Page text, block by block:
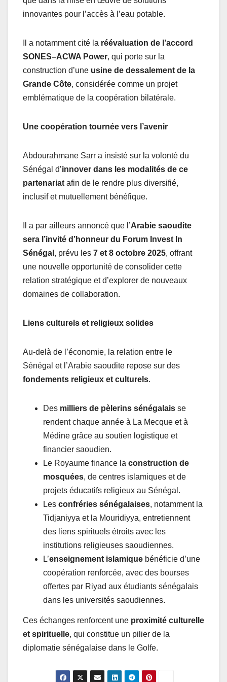
innovantes pour l’accès à l’eau potable.
Il a notamment cité la réévaluation de l’accord
SONES–ACWA Power, qui porte sur la
construction d’une usine de dessalement de la
Grande Côte, considérée comme un projet
emblématique de la coopération bilatérale.
Une coopération tournée vers l’avenir
Abdourahmane Sarr a insisté sur la volonté du
Sénégal d’innover dans les modalités de ce
partenariat afin de le rendre plus diversifié,
inclusif et mutuellement bénéfique.
Il a par ailleurs annoncé que l’Arabie saoudite
sera l’invité d’honneur du Forum Invest In
Sénégal , prévu les 7 et 8 octobre 2025, offrant
une nouvelle opportunité de consolider cette
relation stratégique et d’explorer de nouveaux
domaines de collaboration.
Liens culturels et religieux solides
Au-delà de l’économie, la relation entre le
Sénégal et l’Arabie saoudite repose sur des
fondements religieux et culturels.
Des milliers de pèlerins sénégalais se
rendent chaque année à La Mecque et à
Médine grâce au soutien logistique et
financier saoudien.
Le Royaume finance la construction de
mosquées, de centres islamiques et de
projets éducatifs religieux au Sénégal.
Les confréries sénégalaises, notamment la
Tidjaniyya et la Mouridiyya, entretiennent
des liens spirituels étroits avec les
institutions religieuses saoudiennes.
L’enseignement islamique bénéficie d’une
coopération renforcée, avec des bourses
offertes par Riyad aux étudiants sénégalais
dans les universités saoudiennes.
Ces échanges renforcent une proximité culturelle
et spirituelle, qui constitue un pilier de la
diplomatie sénégalaise dans le Golfe.